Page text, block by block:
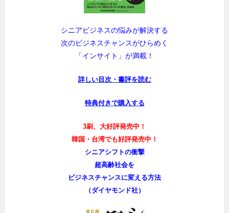
シニアビジネスの悩みが解決する
次のビジネスチャンスがひらめく
「インサイト」が満載！
詳しい目次・書評を読む
特典付きで購入する
3刷、大好評発売中！
韓国・台湾でも好評発売中！
シニアシフトの衝撃
超高齢社会を
ビジネスチャンスに変える方法
（ダイヤモンド社）